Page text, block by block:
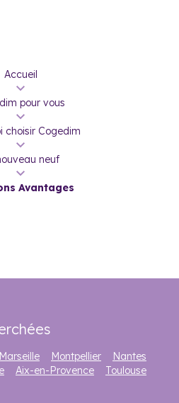
Accueil
pour vous
choisir Cogedim
neuf
Avantages
Marseille Montpellier
Nantes
Aix-en-Provence Toulouse